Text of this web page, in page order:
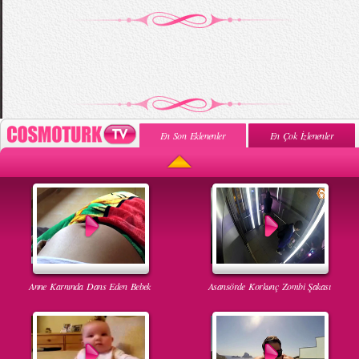
En Son Eklenenler En Çok İzlenenler
Anne Karnında Dans Eden Bebek Asansörde Korkunç Zombi Şakası